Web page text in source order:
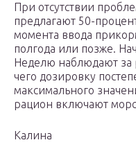
При отсутствии
предлагают 50-
момента ввода
полгода или позже.
Неделю наблюдают за
чего дозировку
максимального
рацион включают
Калина